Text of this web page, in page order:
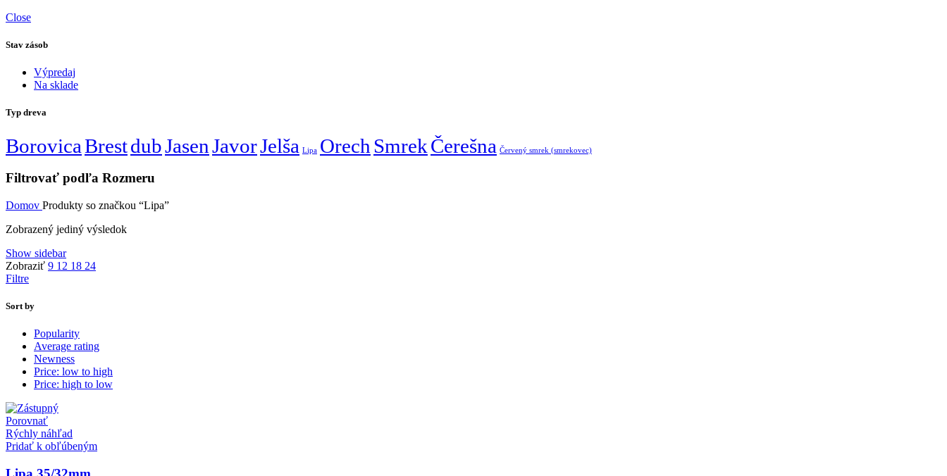
Close
Stav zásob
Výpredaj
Na sklade
Typ dreva
BorovicaBrestdubJasenJavorJelša Lipa Orech SmrekČerešna Červený smrek (smrekovec)
Filtrovať podľa Rozmeru
Domov Produkty so značkou “Lipa”
Zobrazený jediný výsledok
Show sidebar
Zobraziť 9 12 18 24
Filtre
Sort by
Popularity
Average rating
Newness
Price: low to high
Price: high to low
Porovnať
Rýchly náhľad
Pridať k obľúbeným